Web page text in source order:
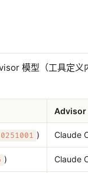
模型（工具定义
Advisor
) Claude
) Claude